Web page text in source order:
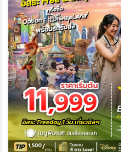
29 ต.ค. 69 - 02 พ.ย. 69
04 พ.ย. 69 - 08 พ.ย. 69
11 พ.ย. 69 - 15 พ.ย. 69
18 พ.ย. 69 - 22 พ.ย. 69
25 พ.ย. 69 - 29 พ.ย. 69
02 ธ.ค. 69 - 06 ธ.ค. 69
09 ธ.ค. 69 - 13 ธ.ค. 69
16 ธ.ค. 69 - 20 ธ.ค. 69
23 ธ.ค. 69 - 27 ธ.ค. 69
30 ธ.ค. 69 - 03 ม.ค. 70